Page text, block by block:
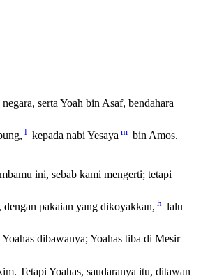
serta Yoah bin Asaf, bendahara
l kepada nabi Yesaya m bin Amos.
ini, sebab kami mengerti; tetapi
pakaian yang dikoyakkan, h lalu
dibawanya; Yoahas tiba di Mesir
Tetapi Yoahas, saudaranya itu, ditawan